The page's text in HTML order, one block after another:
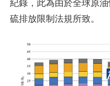
硫排放限制法規所致。